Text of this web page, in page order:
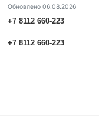
Обновлено 06.08.2026
+7 8112 660-223
+7 8112 660-223